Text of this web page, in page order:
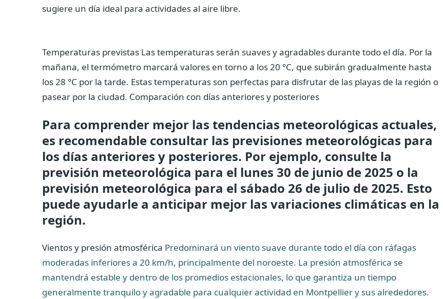
sugiere un día ideal para actividades al aire libre.
Temperaturas previstas Las temperaturas serán suaves y agradables durante todo el día. Por la
mañana, el termómetro marcará valores en torno a los 20 °C, que subirán gradualmente hasta
los 28 °C por la tarde. Estas temperaturas son perfectas para disfrutar de las playas de la región o
pasear por la ciudad. Comparación con días anteriores y posteriores
Para comprender mejor las tendencias meteorológicas actuales,
es recomendable consultar las previsiones meteorológicas para
los días anteriores y posteriores. Por ejemplo, consulte la
previsión meteorológica para el lunes 30 de junio de 2025 o la
previsión meteorológica para el sábado 26 de julio de 2025. Esto
puede ayudarle a anticipar mejor las variaciones climáticas en la
región.
Vientos y presión atmosférica Predominará un viento suave durante todo el día con ráfagas
moderadas inferiores a 20 km/h, principalmente del noroeste. La presión atmosférica se
mantendrá estable y dentro de los promedios estacionales, lo que garantiza un tiempo
generalmente tranquilo y agradable para cualquier actividad en Montpellier y sus alrededores.